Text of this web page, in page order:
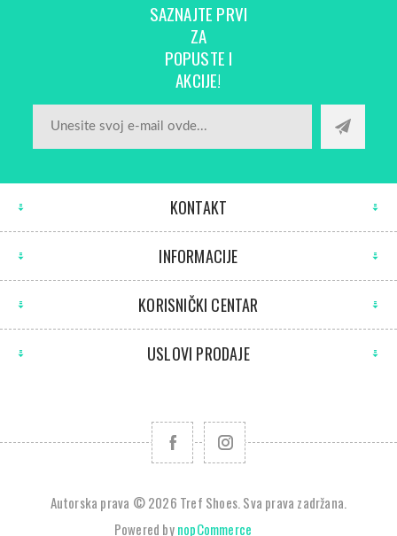
SAZNAJTE PRVI
ZA
POPUSTE I
AKCIJE!
KONTAKT
INFORMACIJE
KORISNIČKI CENTAR
USLOVI PRODAJE
Autorska prava © 2026 Tref Shoes. Sva prava zadržana.
Powered bynopCommerce